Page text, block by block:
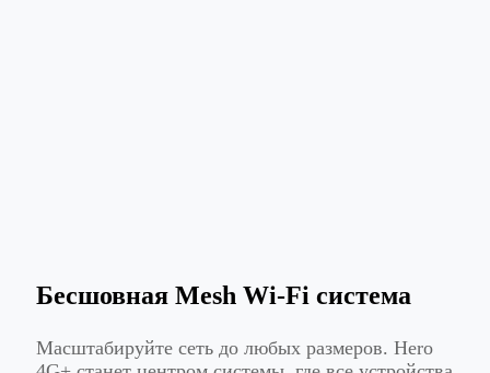
Бесшовная Mesh Wi-Fi система
Масштабируйте сеть до любых размеров. Hero